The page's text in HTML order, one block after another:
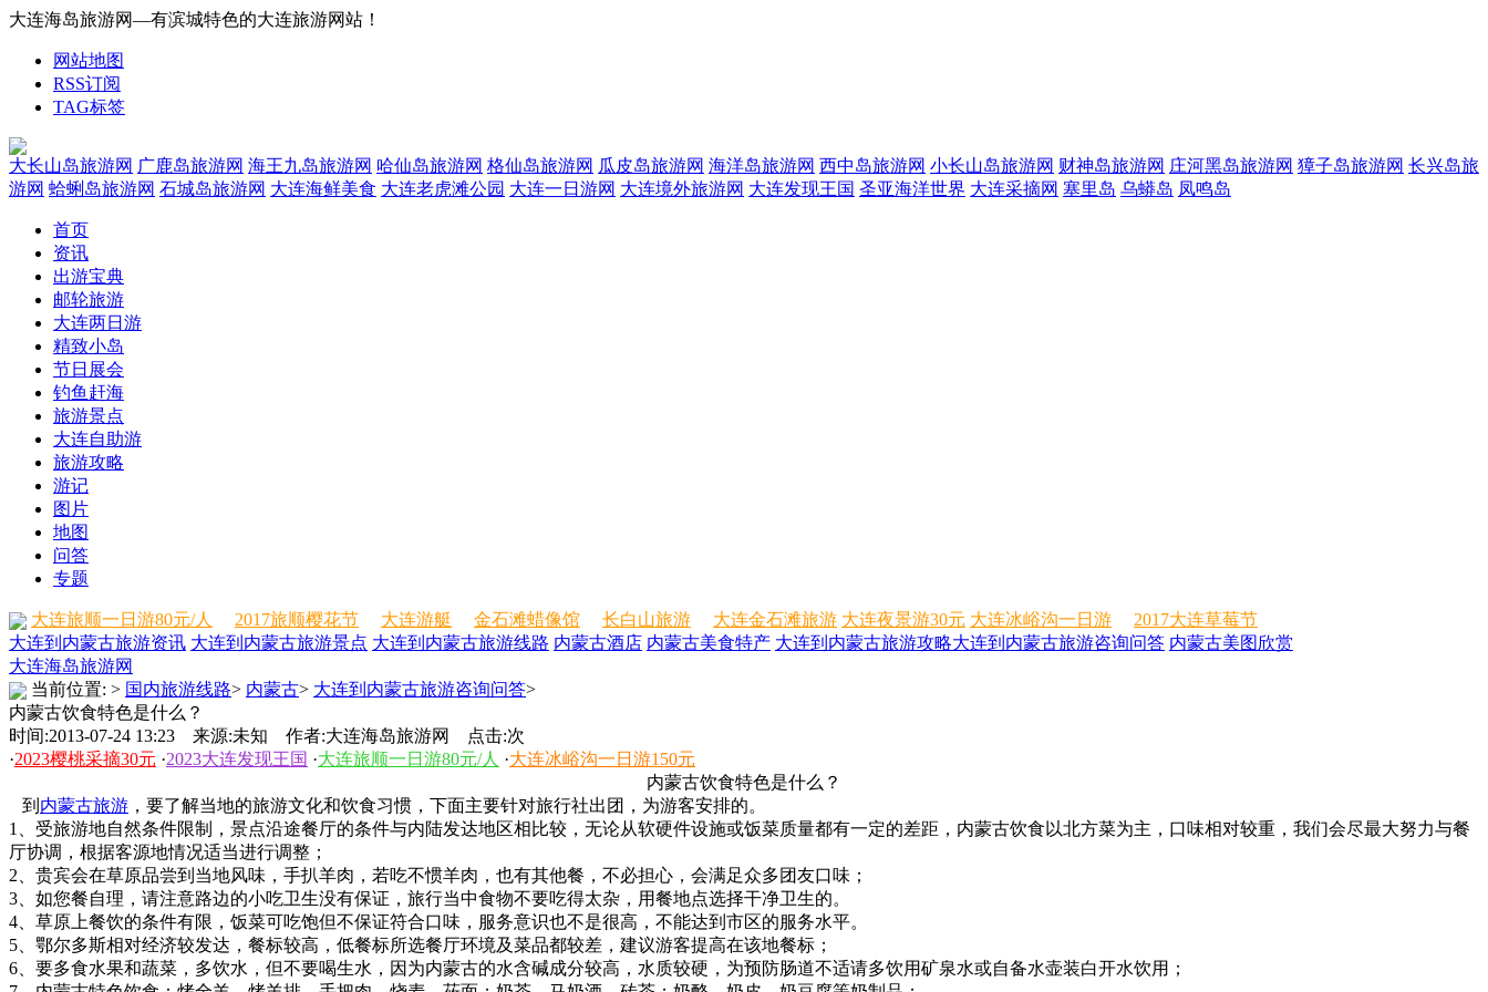
大连海岛旅游网—有滨城特色的大连旅游网站！
网站地图
RSS订阅
TAG标签
大长山岛旅游网 广鹿岛旅游网 海王九岛旅游网 哈仙岛旅游网 格仙岛旅游网 瓜皮岛旅游网 海洋岛旅游网 西中岛旅游网 小长山岛旅游网 财神岛旅游网 庄河黑岛旅游网 獐子岛旅游网 长兴岛旅
游网 蛤蜊岛旅游网 石城岛旅游网 大连海鲜美食 大连老虎滩公园 大连一日游网 大连境外旅游网 大连发现王国 圣亚海洋世界 大连采摘网 塞里岛 乌蟒岛 凤鸣岛
首页
资讯
出游宝典
邮轮旅游
大连两日游
精致小岛
节日展会
钓鱼赶海
旅游景点
大连自助游
旅游攻略
游记
图片
地图
问答
专题
大连旅顺一日游80元/人 2017旅顺樱花节 大连游艇 金石滩蜡像馆 长白山旅游 大连金石滩旅游 大连夜景游30元 大连冰峪沟一日游
2017大连草莓节
大连到内蒙古旅游资讯 大连到内蒙古旅游景点 大连到内蒙古旅游线路 内蒙古酒店 内蒙古美食特产 大连到内蒙古旅游攻略大连到内蒙古旅游咨询问答 内蒙古美图欣赏
大连海岛旅游网
当前位置: > 国内旅游线路> 内蒙古> 大连到内蒙古旅游咨询问答>
内蒙古饮食特色是什么？
时间:2013-07-24 13:23 来源:未知 作者:大连海岛旅游网 点击:次
·2023樱桃采摘30元 ·2023大连发现王国 ·大连旅顺一日游80元/人 ·大连冰峪沟一日游150元
内蒙古饮食特色是什么？
到 内蒙古旅游 ，要了解当地的旅游文化和饮食习惯，下面主要针对旅行社出团，为游客安排的。
1、受旅游地自然条件限制，景点沿途餐厅的条件与内陆发达地区相比较，无论从软硬件设施或饭菜质量都有一定的差距，内蒙古饮食以北方菜为主，口味相对较重，我们会尽最大努力与餐
厅协调，根据客源地情况适当进行调整；
2、贵宾会在草原品尝到当地风味，手扒羊肉，若吃不惯羊肉，也有其他餐，不必担心，会满足众多团友口味；
3、如您餐自理，请注意路边的小吃卫生没有保证，旅行当中食物不要吃得太杂，用餐地点选择干净卫生的。
4、草原上餐饮的条件有限，饭菜可吃饱但不保证符合口味，服务意识也不是很高，不能达到市区的服务水平。
5、鄂尔多斯相对经济较发达，餐标较高，低餐标所选餐厅环境及菜品都较差，建议游客提高在该地餐标；
6、要多食水果和蔬菜，多饮水，但不要喝生水，因为内蒙古的水含碱成分较高，水质较硬，为预防肠道不适请多饮用矿泉水或自备水壶装白开水饮用；